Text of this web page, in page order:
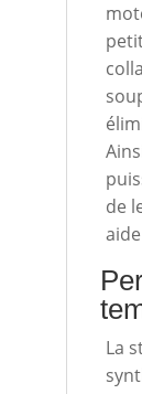
de
La